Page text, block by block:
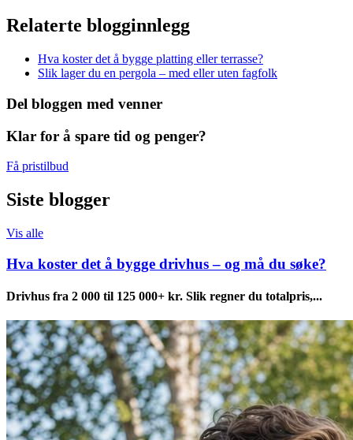
Relaterte blogginnlegg
Hva koster det å bygge platting eller terrasse?
Slik lager du en pergola – med eller uten fagfolk
Del bloggen med venner
Klar for å spare tid og penger?
Få pristilbud
Siste blogger
Vis alle
Hva koster det å bygge drivhus – og må du søke?
Drivhus fra 2 000 til 125 000+ kr. Slik regner du totalpris,...